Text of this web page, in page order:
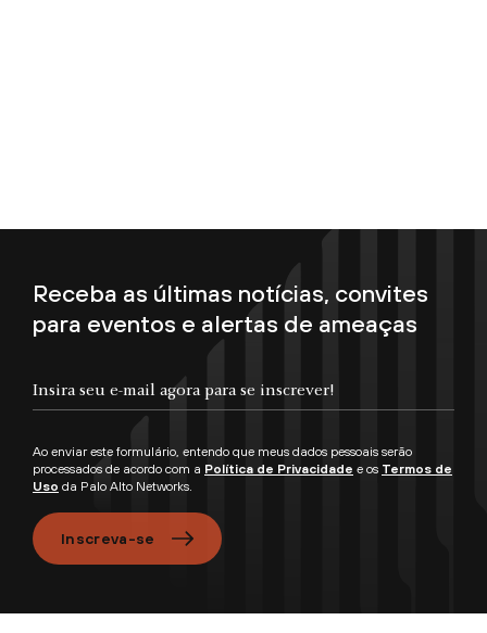
Receba as últimas notícias, convites
para eventos e alertas de ameaças
Ao enviar este formulário, entendo que meus dados pessoais serão
processados de acordo com a Política de Privacidade e os Termos de
Uso da Palo Alto Networks.
Inscreva-se